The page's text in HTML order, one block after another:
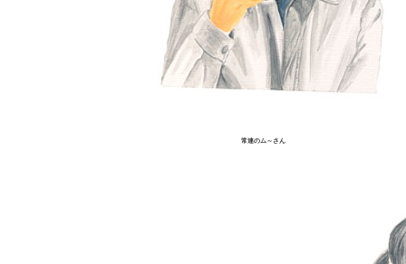
常連のム～さん